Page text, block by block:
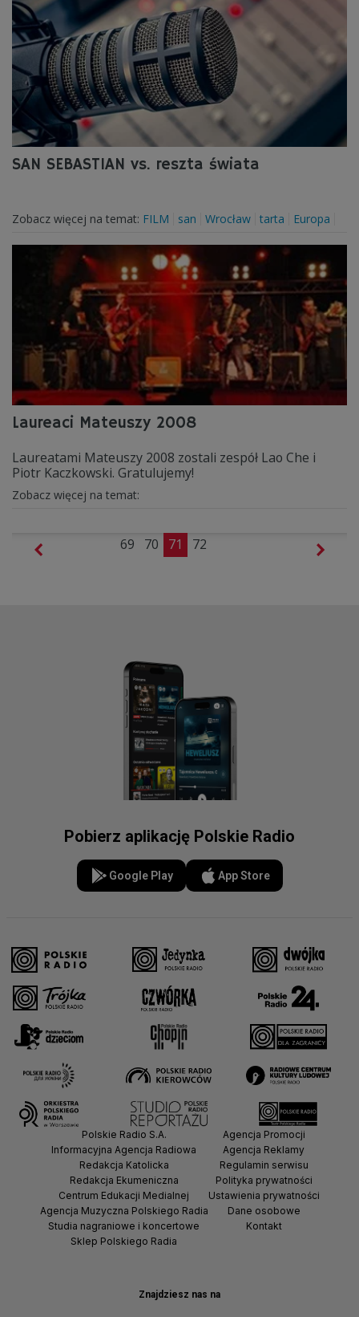
SAN SEBASTIAN vs. reszta świata
Zobacz więcej na temat: FILM san Wrocław tarta Europa
Laureaci Mateuszy 2008
Laureatami Mateuszy 2008 zostali zespół Lao Che i
Piotr Kaczkowski. Gratulujemy!
Zobacz więcej na temat:
69 70 71 72
Pobierz aplikację Polskie Radio
Google Play App Store
Znajdziesz nas na
Polskie Radio S.A.
Informacyjna Agencja Radiowa
Redakcja Katolicka
Redakcja Ekumeniczna
Centrum Edukacji Medialnej
Agencja Muzyczna Polskiego Radia
Studia nagraniowe i koncertowe
Sklep Polskiego Radia
Agencja Promocji
Agencja Reklamy
Regulamin serwisu
Polityka prywatności
Ustawienia prywatności
Dane osobowe
Kontakt